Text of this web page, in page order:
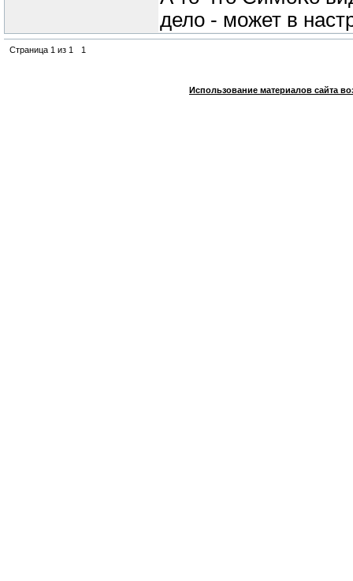
дело - может в
Страница 1 из 1 1
Использование материалов сайта